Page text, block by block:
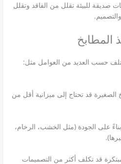
صديقة للبيئة تقلل من الفاقد وتقلل
المطابخ
حسب العديد من العوامل مثل:
الصغيرة قد تحتاج إلى ميزانية أقل من
على الجودة (مثل الخشب، الرخام،
قد تكلف أكثر من التصميمات